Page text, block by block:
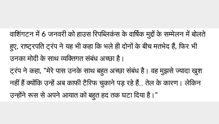
वाशिंगटन में 6 जनवरी को हाउस रिपब्लिकंस के वार्षिक मुद्दों के सम्मेलन में बोलते
हुए, राष्ट्रपति ट्रंप ने यह भी कहा कि भले ही दोनों के बीच मतभेद हैं, फिर भी
उनका मोदी के साथ व्यक्तिगत संबंध अच्छा है।
ट्रंप ने कहा, “मेरे पास उनके साथ बहुत अच्छा संबंध है। वह मुझसे ज्यादा खुश
नहीं हैं क्योंकि उन्हें अब काफी टैरिफ चुकाने पड़ रहे हैं… तेल के कारण। लेकिन
उन्होंने रूस से अपने आयात को बहुत हद तक घटा दिया है।”